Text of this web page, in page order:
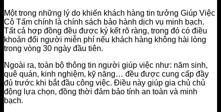
Một trong những lý do khiến khách hàng tin tưởng Giúp Việc
Cô Tấm chính là chính sách bảo hành dịch vụ minh bạch.
Tất cả hợp đồng đều được ký kết rõ ràng, trong đó có điều
khoản đổi người miễn phí nếu khách hàng không hài lòng
trong vòng 30 ngày đầu tiên.
Ngoài ra, toàn bộ thông tin người giúp việc như: năm sinh,
quê quán, kinh nghiệm, kỹ năng… đều được cung cấp đầy
đủ trước khi bắt đầu công việc. Điều này giúp gia chủ chủ
động lựa chọn, đồng thời đảm bảo tính an toàn và minh
bạch.